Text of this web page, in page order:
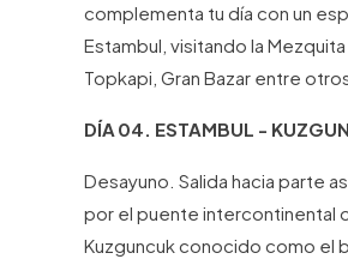
complementa tu día con un
Estambul, visitando la
Topkapi, Gran Bazar entre
DÍA 04. ESTAMBUL -
Desayuno. Salida hacia parte
por el puente intercontinental
Kuzguncuk conocido como el